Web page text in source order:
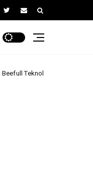
Roaming İş Birliği